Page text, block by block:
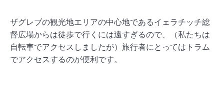
ザグレブの観光地エリアの中心地であるイェラチッチ総
督広場からは徒歩で行くには遠すぎるので、（私たちは
自転車でアクセスしましたが）旅行者にとってはトラム
でアクセスするのが便利です。